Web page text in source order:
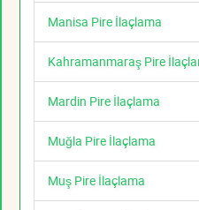
Manisa Pire İlaçlama
Kahramanmaraş Pire
Mardin Pire İlaçlama
Muğla Pire İlaçlama
Muş Pire İlaçlama